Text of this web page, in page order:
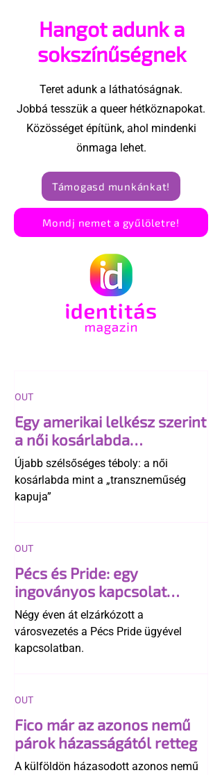
Hangot adunk a
sokszínűségnek
Teret adunk a láthatóságnak.
Jobbá tesszük a queer hétköznapokat.
Közösséget építünk, ahol mindenki
önmaga lehet.
Támogasd munkánkat!
Mondj nemet a gyűlöletre!
Egy amerikai lelkész szerint
a női kosárlabda
transzneműséghez vezet
Újabb szélsőséges téboly: a női
kosárlabda mint a „transzneműség
kapuja”
OUT
Pécs és Pride: egy
ingoványos kapcsolat
története
Négy éven át elzárkózott a
városvezetés a Pécs Pride ügyével
kapcsolatban.
OUT
Fico már az azonos nemű
párok házasságától retteg
A külföldön házasodott azonos nemű
OUT